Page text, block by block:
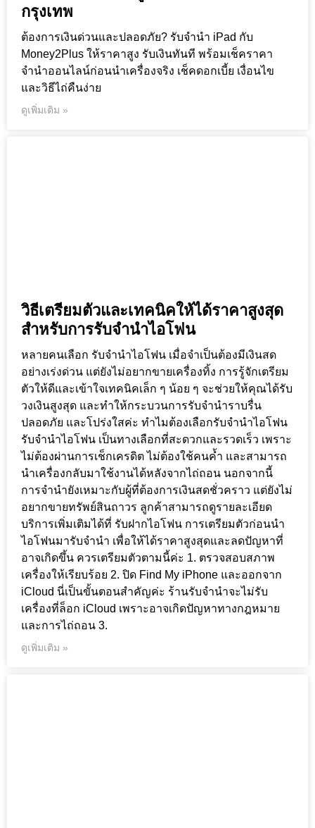
กรุงเทพ
ต้องการเงินด่วนและปลอดภัย? รับจำนำ iPad กับ
Money2Plus ให้ราคาสูง รับเงินทันที พร้อมเช็คราคา
จำนำออนไลน์ก่อนนำเครื่องจริง เช็คดอกเบี้ย เงื่อนไข
และวิธีไถ่คืนง่าย
ดูเพิ่มเติม »
วิธีเตรียมตัวและเทคนิคให้ได้ราคาสูงสุด
สำหรับการรับจำนำไอโฟน
หลายคนเลือก รับจำนำไอโฟน เมื่อจำเป็นต้องมีเงินสด
อย่างเร่งด่วน แต่ยังไม่อยากขายเครื่องทิ้ง การรู้จักเตรียม
ตัวให้ดีและเข้าใจเทคนิคเล็ก ๆ น้อย ๆ จะช่วยให้คุณได้รับ
วงเงินสูงสุด และทำให้กระบวนการรับจำนำราบรื่น
ปลอดภัย และโปร่งใสค่ะ ทำไมต้องเลือกรับจำนำไอโฟน
รับจำนำไอโฟน เป็นทางเลือกที่สะดวกและรวดเร็ว เพราะ
ไม่ต้องผ่านการเช็กเครดิต ไม่ต้องใช้คนค้ำ และสามารถ
นำเครื่องกลับมาใช้งานได้หลังจากไถ่ถอน นอกจากนี้
การจำนำยังเหมาะกับผู้ที่ต้องการเงินสดชั่วคราว แต่ยังไม่
อยากขายทรัพย์สินถาวร ลูกค้าสามารถดูรายละเอียด
บริการเพิ่มเติมได้ที่ รับฝากไอโฟน การเตรียมตัวก่อนนำ
ไอโฟนมารับจำนำ เพื่อให้ได้ราคาสูงสุดและลดปัญหาที่
อาจเกิดขึ้น ควรเตรียมตัวตามนี้ค่ะ 1. ตรวจสอบสภาพ
เครื่องให้เรียบร้อย 2. ปิด Find My iPhone และออกจาก
iCloud นี่เป็นขั้นตอนสำคัญค่ะ ร้านรับจำนำจะไม่รับ
เครื่องที่ล็อก iCloud เพราะอาจเกิดปัญหาทางกฎหมาย
และการไถ่ถอน 3.
ดูเพิ่มเติม »